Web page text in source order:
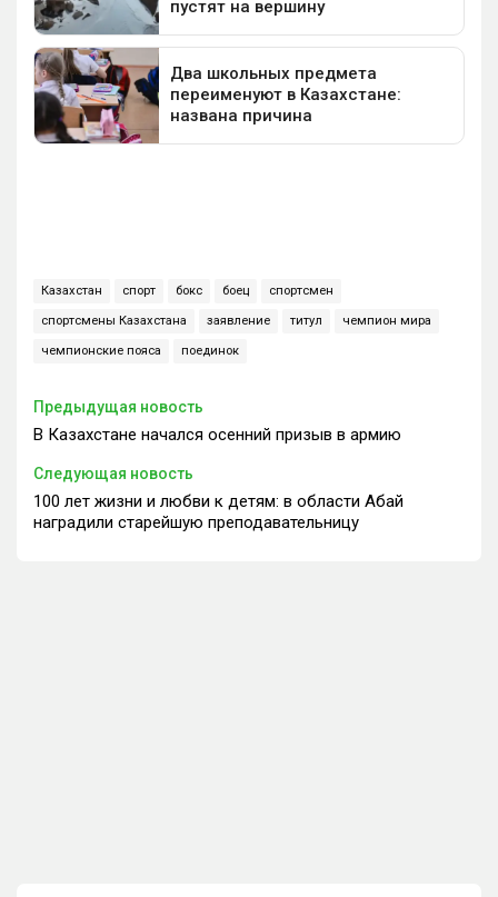
Казахстан спорт бокс боец спортсмен
спортсмены Казахстана заявление титул чемпион мира
чемпионские пояса поединок
Предыдущая новость
В Казахстане начался осенний призыв в армию
Следующая новость
100 лет жизни и любви к детям: в области Абай
наградили старейшую преподавательницу